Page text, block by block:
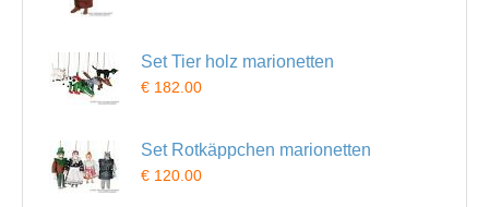
Set Tier holz marionetten
€ 182.00
Set Rotkäppchen marionetten
€ 120.00